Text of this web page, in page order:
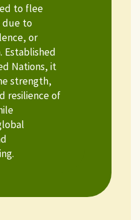
to flee
due to
or
Established
Nations, it
strength,
resilience of